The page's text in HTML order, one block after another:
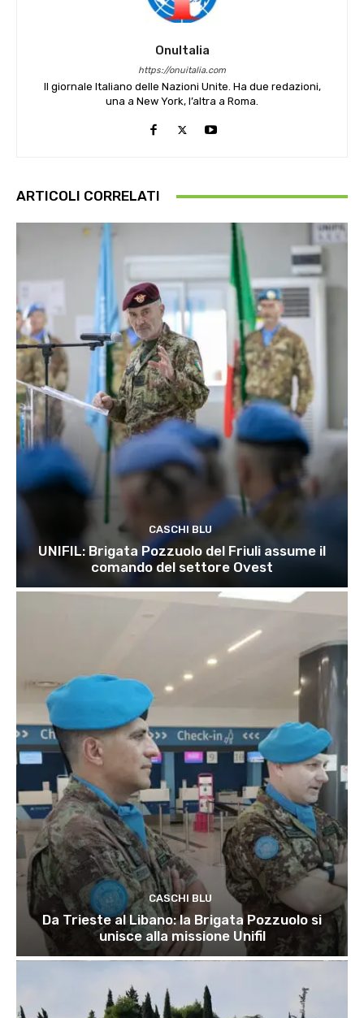
OnuItalia
https://onuitalia.com
Il giornale Italiano delle Nazioni Unite. Ha due redazioni,
una a New York, l’altra a Roma.
ARTICOLI CORRELATI
CASCHI BLU
UNIFIL: Brigata Pozzuolo del Friuli assume il
comando del settore Ovest
CASCHI BLU
Da Trieste al Libano: la Brigata Pozzuolo si
unisce alla missione Unifil